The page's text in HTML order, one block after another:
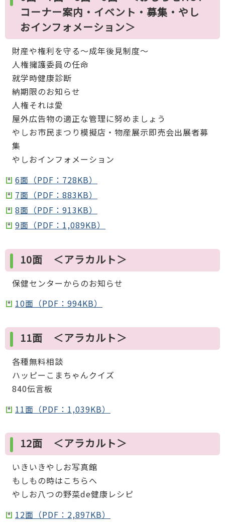
コーナー案内・イベント・募集・やし
おインフォメーション＞
財産や権利を守る～成年後見制度～
人権擁護委員の任命
就学時健康診断
納期限のお知らせ
人権それは愛
屋外広告物の適正な管理に努めましょう
やしお市民まつり模擬店・物産展示即売会出展者募
集
やしおインフォメーション
6面（PDF：728KB）
7面（PDF：883KB）
8面（PDF：913KB）
9面（PDF：1,089KB）
10面 ＜アラカルト＞
保健センターからのお知らせ
10面（PDF：994KB）
11面 ＜アラカルト＞
各種無料相談
ハッピーこまちゃんクイズ
840伝言板
11面（PDF：1,039KB）
12面 ＜アラカルト＞
いきいきやしお写真館
もしもの時はこちらへ
やしお八つの野菜de健康レシピ
12面（PDF：2,897KB）